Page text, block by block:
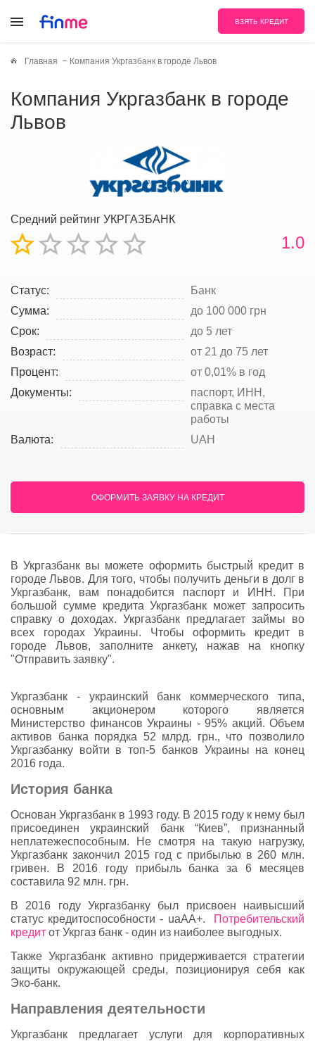
ВЗЯТЬ КРЕДИТ
Главная Компания Укргазбанк в городе Львов
Компания Укргазбанк в городе
Львов
Средний рейтинг УКРГАЗБАНК
1.0
Статус:
Банк
Сумма:
до 100 000 грн
Срок:
до 5 лет
Возраст:
от 21 до 75 лет
Процент:
от 0,01% в год
Документы:
паспорт, ИНН,
справка с места
работы
Валюта:
UAH
ОФОРМИТЬ ЗАЯВКУ НА КРЕДИТ
В Укргазбанк вы можете оформить быстрый кредит в
городе Львов. Для того, чтобы получить деньги в долг в
Укргазбанк, вам понадобится паспорт и ИНН. При
большой сумме кредита Укргазбанк может запросить
справку о доходах. Укргазбанк предлагает займы во
всех городах Украины. Чтобы оформить кредит в
городе Львов, заполните анкету, нажав на кнопку
"Отправить заявку".
Укргазбанк - украинский банк коммерческого типа,
основным акционером которого является
Министерство финансов Украины - 95% акций. Объем
активов банка порядка 52 млрд. грн., что позволило
Укргазбанку войти в топ-5 банков Украины на конец
2016 года.
История банка
Основан Укргазбанк в 1993 году. В 2015 году к нему был
присоединен украинский банк “Киев”, признанный
неплатежеспособным. Не смотря на такую нагрузку,
Укргазбанк закончил 2015 год с прибылью в 260 млн.
гривен. В 2016 году прибыль банка за 6 месяцев
составила 92 млн. грн.
В 2016 году Укргазбанку был присвоен наивысший
статус кредитоспособности - uaАА+.
Потребительский
кредит от Укргаз банк - один из наиболее выгодных.
Также Укргазбанк активно придерживается стратегии
защиты окружающей среды, позиционируя себя как
Эко-банк.
Направления деятельности
Укргазбанк предлагает услуги для корпоративных